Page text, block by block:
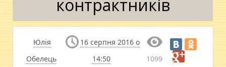
контрактників
Юлія
Обелець
16 серпня 2016 о
14:50
1099